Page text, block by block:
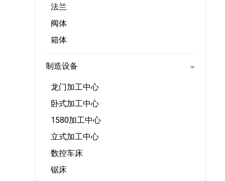
法兰
阀体
箱体
制造设备
龙门加工中心
卧式加工中心
1580加工中心
立式加工中心
数控车床
锯床